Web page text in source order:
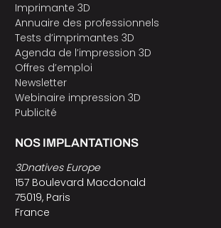
Imprimante 3D
Annuaire des professionnels
Tests d’imprimantes 3D
Agenda de l’impression 3D
Offres d’emploi
Newsletter
Webinaire impression 3D
Publicité
NOS IMPLANTATIONS
3Dnatives Europe
157 Boulevard Macdonald
75019, Paris
France